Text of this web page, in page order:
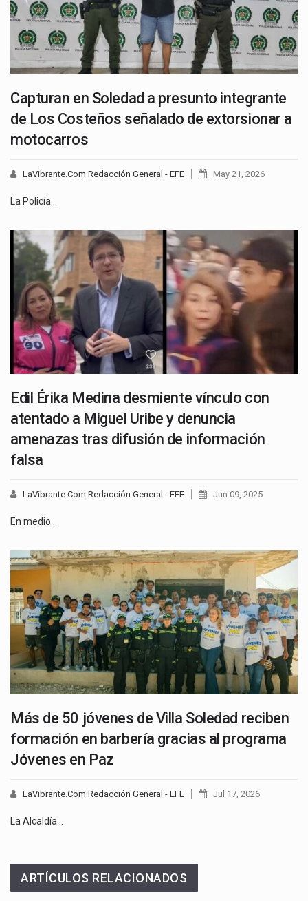
Capturan en Soledad a presunto integrante
de Los Costeños señalado de extorsionar a
motocarros
LaVibrante.Com Redacción General - EFE May 21, 2026
La Policía…
Edil Érika Medina desmiente vínculo con
atentado a Miguel Uribe y denuncia
amenazas tras difusión de información
falsa
LaVibrante.Com Redacción General - EFE Jun 09, 2025
En medio…
Más de 50 jóvenes de Villa Soledad reciben
formación en barbería gracias al programa
Jóvenes en Paz
LaVibrante.Com Redacción General - EFE Jul 17, 2026
La Alcaldía…
ARTÍCULOS RELACIONADOS